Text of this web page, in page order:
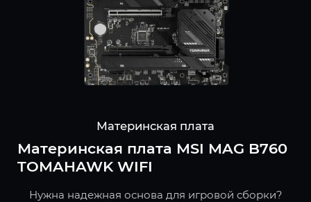
Материнская плата
Материнская плата MSI MAG B760
TOMAHAWK WIFI
Нужна надежная основа для игровой сборки?